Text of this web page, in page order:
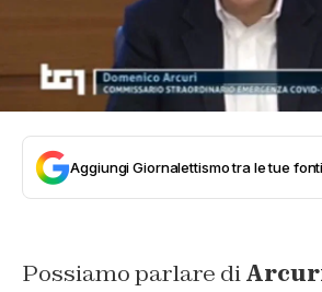
Aggiungi Giornalettismo tra le tue
Possiamo parlare di